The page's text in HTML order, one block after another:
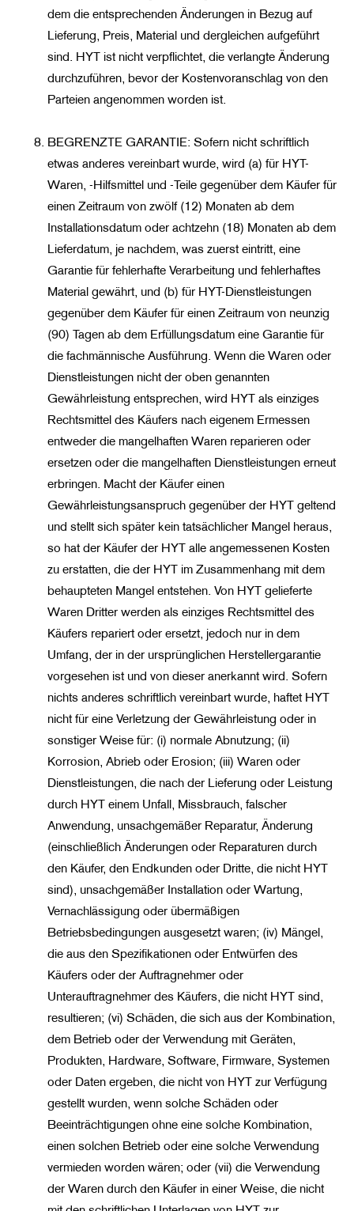
dem die entsprechenden Änderungen in Bezug auf
Lieferung, Preis, Material und dergleichen aufgeführt
sind. HYT ist nicht verpflichtet, die verlangte Änderung
durchzuführen, bevor der Kostenvoranschlag von den
Parteien angenommen worden ist.
BEGRENZTE GARANTIE: Sofern nicht schriftlich
etwas anderes vereinbart wurde, wird (a) für HYT-
Waren, -Hilfsmittel und -Teile gegenüber dem Käufer für
einen Zeitraum von zwölf (12) Monaten ab dem
Installationsdatum oder achtzehn (18) Monaten ab dem
Lieferdatum, je nachdem, was zuerst eintritt, eine
Garantie für fehlerhafte Verarbeitung und fehlerhaftes
Material gewährt, und (b) für HYT-Dienstleistungen
gegenüber dem Käufer für einen Zeitraum von neunzig
(90) Tagen ab dem Erfüllungsdatum eine Garantie für
die fachmännische Ausführung. Wenn die Waren oder
Dienstleistungen nicht der oben genannten
Gewährleistung entsprechen, wird HYT als einziges
Rechtsmittel des Käufers nach eigenem Ermessen
entweder die mangelhaften Waren reparieren oder
ersetzen oder die mangelhaften Dienstleistungen erneut
erbringen. Macht der Käufer einen
Gewährleistungsanspruch gegenüber der HYT geltend
und stellt sich später kein tatsächlicher Mangel heraus,
so hat der Käufer der HYT alle angemessenen Kosten
zu erstatten, die der HYT im Zusammenhang mit dem
behaupteten Mangel entstehen. Von HYT gelieferte
Waren Dritter werden als einziges Rechtsmittel des
Käufers repariert oder ersetzt, jedoch nur in dem
Umfang, der in der ursprünglichen Herstellergarantie
vorgesehen ist und von dieser anerkannt wird. Sofern
nichts anderes schriftlich vereinbart wurde, haftet HYT
nicht für eine Verletzung der Gewährleistung oder in
sonstiger Weise für: (i) normale Abnutzung; (ii)
Korrosion, Abrieb oder Erosion; (iii) Waren oder
Dienstleistungen, die nach der Lieferung oder Leistung
durch HYT einem Unfall, Missbrauch, falscher
Anwendung, unsachgemäßer Reparatur, Änderung
(einschließlich Änderungen oder Reparaturen durch
den Käufer, den Endkunden oder Dritte, die nicht HYT
sind), unsachgemäßer Installation oder Wartung,
Vernachlässigung oder übermäßigen
Betriebsbedingungen ausgesetzt waren; (iv) Mängel,
die aus den Spezifikationen oder Entwürfen des
Käufers oder der Auftragnehmer oder
Unterauftragnehmer des Käufers, die nicht HYT sind,
resultieren; (vi) Schäden, die sich aus der Kombination,
dem Betrieb oder der Verwendung mit Geräten,
Produkten, Hardware, Software, Firmware, Systemen
oder Daten ergeben, die nicht von HYT zur Verfügung
gestellt wurden, wenn solche Schäden oder
Beeinträchtigungen ohne eine solche Kombination,
einen solchen Betrieb oder eine solche Verwendung
vermieden worden wären; oder (vii) die Verwendung
der Waren durch den Käufer in einer Weise, die nicht